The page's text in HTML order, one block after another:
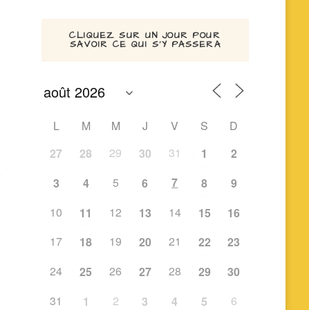
CLIQUEZ SUR UN JOUR POUR
SAVOIR CE QUI S’Y PASSERA
L M M J V S
D
27
28 29 30 31 1
2
3
4 5 6 7 8
9
10
11 12 13 14 15
16
17
18 19 20 21 22
23
24
25 26 27 28 29
30
31
1 2 3 4 5 6